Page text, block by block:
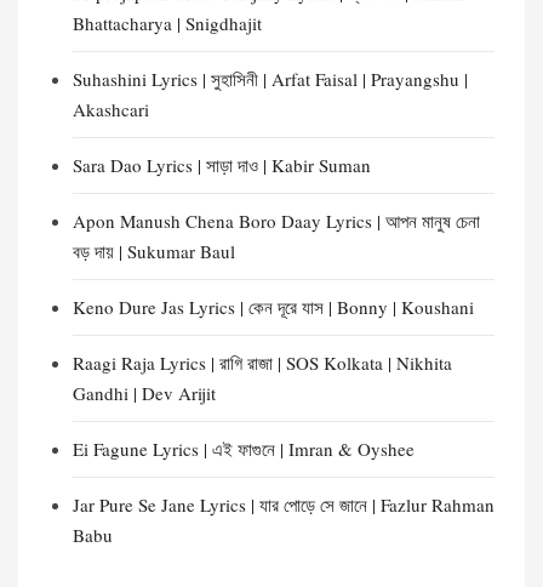
Bhattacharya | Snigdhajit
Suhashini Lyrics | সুহাসিনী | Arfat Faisal | Prayangshu |
Akashcari
Sara Dao Lyrics | সাড়া দাও | Kabir Suman
Apon Manush Chena Boro Daay Lyrics | আপন মানুষ চেনা
বড় দায় | Sukumar Baul
Keno Dure Jas Lyrics | কেন দূরে যাস | Bonny | Koushani
Raagi Raja Lyrics | রাগি রাজা | SOS Kolkata | Nikhita
Gandhi | Dev Arijit
Ei Fagune Lyrics | এই ফাগুনে | Imran & Oyshee
Jar Pure Se Jane Lyrics | যার পোড়ে সে জানে | Fazlur Rahman
Babu